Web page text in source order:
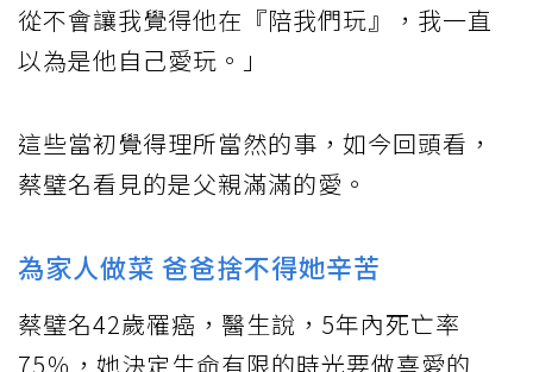
從不會讓我覺得他在『陪我們玩』，我一直
以為是他自己愛玩。」
這些當初覺得理所當然的事，如今回頭看，
蔡璧名看見的是父親滿滿的愛。
為家人做菜 爸爸捨不得她辛苦
蔡璧名42歲罹癌，醫生說，5年內死亡率
75％，她決定生命有限的時光要做喜愛的